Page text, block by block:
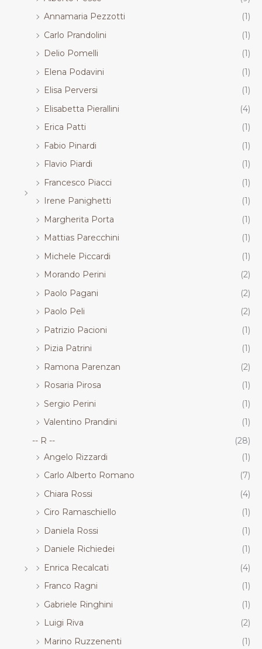
Annamaria Pezzotti
(1)
Carlo Prandolini
(1)
Delio Pomelli
(1)
Elena Podavini
(1)
Elisa Perversi
(1)
Elisabetta Pierallini
(4)
Erica Patti
(1)
Fabio Pinardi
(1)
Flavio Piardi
(1)
Francesco Piacci
(1)
Irene Panighetti
(1)
Margherita Porta
(1)
Mattias Parecchini
(1)
Michele Piccardi
(1)
Morando Perini
(2)
Paolo Pagani
(2)
Paolo Peli
(2)
Patrizio Pacioni
(1)
Pizia Patrini
(1)
Ramona Parenzan
(2)
Rosaria Pirosa
(1)
Sergio Perini
(1)
Valentino Prandini
(1)
-- R --
(28)
Angelo Rizzardi
(1)
Carlo Alberto Romano
(7)
Chiara Rossi
(4)
Ciro Ramaschiello
(1)
Daniela Rossi
(1)
Daniele Richiedei
(1)
Enrica Recalcati
(4)
Franco Ragni
(1)
Gabriele Ringhini
(1)
Luigi Riva
(2)
Marino Ruzzenenti
(1)